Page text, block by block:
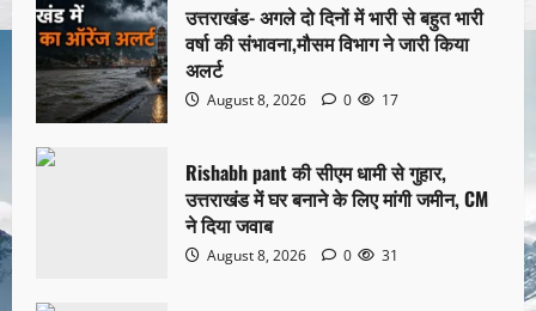
उत्तराखंड- अगले दो दिनों में भारी से बहुत भारी
वर्षा की संभावना,मौसम विभाग ने जारी किया
अलर्ट
August 8, 2026 0 17
Rishabh pant की सीएम धामी से गुहार,
उत्तराखंड में घर बनाने के लिए मांगी जमीन, CM
ने दिया जवाब
August 8, 2026 0 31